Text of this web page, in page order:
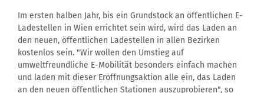
Im ersten halben Jahr, bis ein Grundstock an öffentlichen E-
Ladestellen in Wien errichtet sein wird, wird das Laden an
den neuen, öffentlichen Ladestellen in allen Bezirken
kostenlos sein. "Wir wollen den Umstieg auf
umweltfreundliche E-Mobilität besonders einfach machen
und laden mit dieser Eröffnungsaktion alle ein, das Laden
an den neuen öffentlichen Stationen auszuprobieren", so